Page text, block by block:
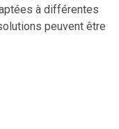
à différentes
peuvent être